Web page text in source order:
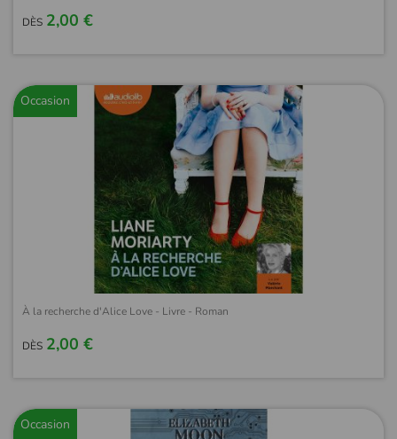
DÈS 2,00 €
Occasion
À la recherche d'Alice Love - Livre - Roman
DÈS 2,00 €
Occasion